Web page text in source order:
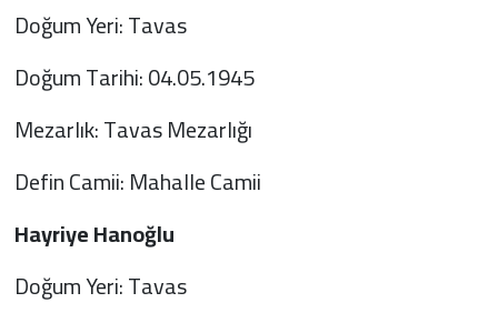
Doğum Yeri: Tavas
Doğum Tarihi: 04.05.1945
Mezarlık: Tavas Mezarlığı
Defin Camii: Mahalle Camii
Hayriye Hanoğlu
Doğum Yeri: Tavas